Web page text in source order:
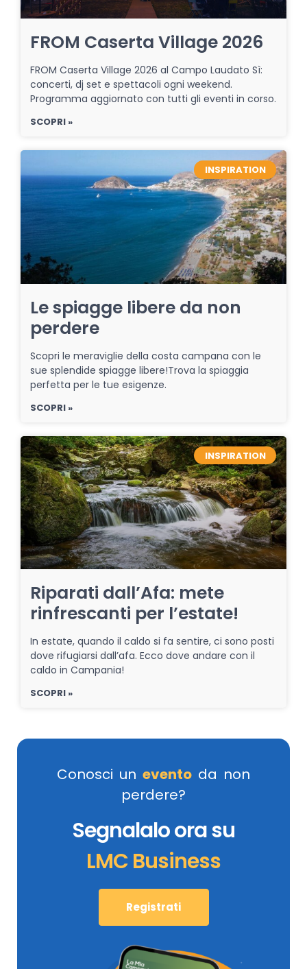
FROM Caserta Village 2026
FROM Caserta Village 2026 al Campo Laudato Sì:
concerti, dj set e spettacoli ogni weekend.
Programma aggiornato con tutti gli eventi in corso.
SCOPRI »
INSPIRATION
Le spiagge libere da non
perdere
Scopri le meraviglie della costa campana con le
sue splendide spiagge libere!Trova la spiaggia
perfetta per le tue esigenze.
SCOPRI »
INSPIRATION
Riparati dall’Afa: mete
rinfrescanti per l’estate!
In estate, quando il caldo si fa sentire, ci sono posti
dove rifugiarsi dall’afa. Ecco dove andare con il
caldo in Campania!
SCOPRI »
Conosci un evento da non
perdere?
Segnalalo ora su
LMC Business
Registrati